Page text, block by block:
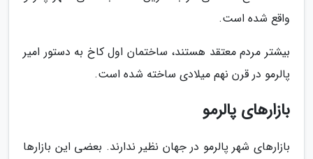
واقع شده است.
بیشتر مردم معتقد هستند، ساختمان اول کاخ به دستور امیر
پالرمو در قرن نهم میلادی ساخته شده است.
بازارهای پالرمو
بازارهای شهر پالرمو در جهان نظیر ندارند. بعضی این بازارها